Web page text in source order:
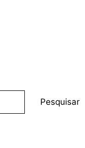
Pesquisar